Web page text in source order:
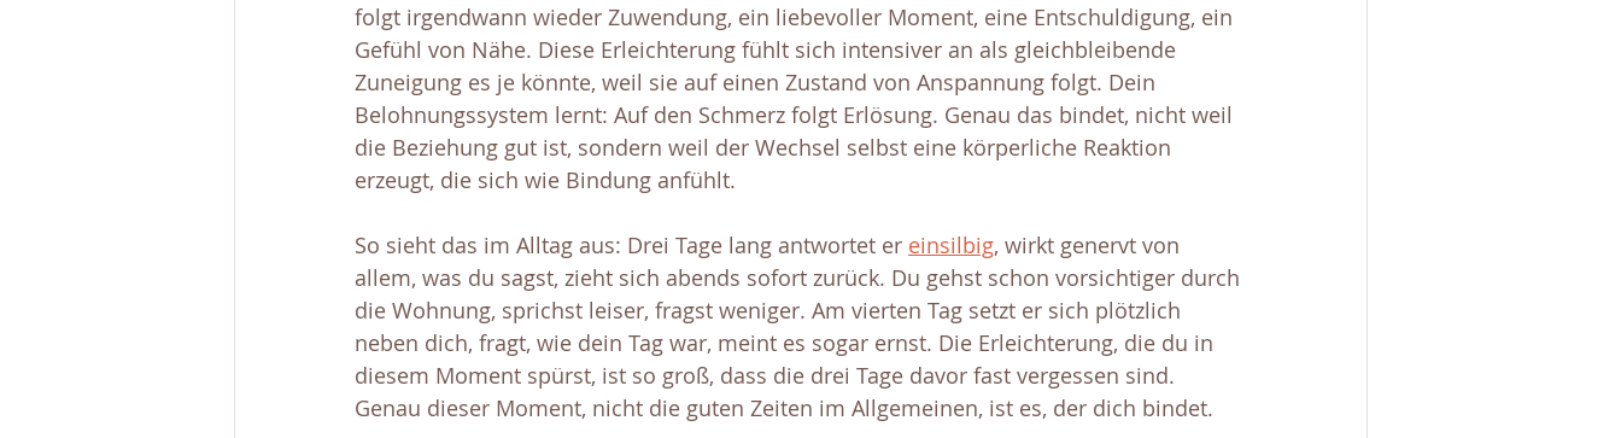
folgt irgendwann wieder Zuwendung, ein liebevoller Moment, eine Entschuldigung, ein
Gefühl von Nähe. Diese Erleichterung fühlt sich intensiver an als gleichbleibende
Zuneigung es je könnte, weil sie auf einen Zustand von Anspannung folgt. Dein
Belohnungssystem lernt: Auf den Schmerz folgt Erlösung. Genau das bindet, nicht weil
die Beziehung gut ist, sondern weil der Wechsel selbst eine körperliche Reaktion
erzeugt, die sich wie Bindung anfühlt.
So sieht das im Alltag aus: Drei Tage lang antwortet er einsilbig, wirkt genervt von
allem, was du sagst, zieht sich abends sofort zurück. Du gehst schon vorsichtiger durch
die Wohnung, sprichst leiser, fragst weniger. Am vierten Tag setzt er sich plötzlich
neben dich, fragt, wie dein Tag war, meint es sogar ernst. Die Erleichterung, die du in
diesem Moment spürst, ist so groß, dass die drei Tage davor fast vergessen sind.
Genau dieser Moment, nicht die guten Zeiten im Allgemeinen, ist es, der dich bindet.